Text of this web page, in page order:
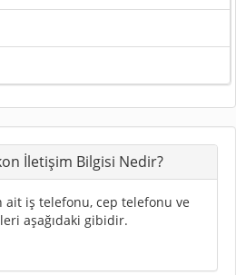
İletişim Bilgisi Nedir?
ait iş telefonu, cep telefonu ve
aşağıdaki gibidir.